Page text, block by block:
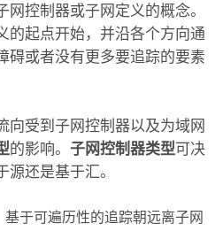
控制器或子网定义的概念。
的起点开始，并沿各个方向通
碍或者没有更多要追踪的要素
向受到子网控制器以及为域网
的影响。 子网控制器类型可决
还是基于汇。
于可遍历性的追踪朝远离子网